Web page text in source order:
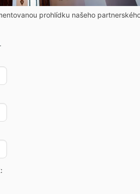
prohlídku našeho
.